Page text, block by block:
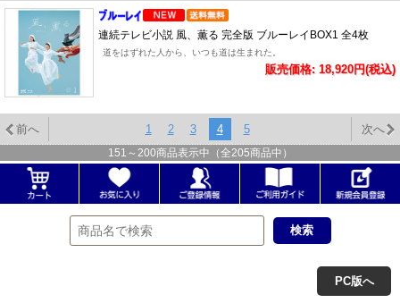
連続テレビ小説 風、薫る 完全版 ブルーレイBOX1 全4枚
道をはずれた人から、いつも道は生まれた。
販売価格: 18,920円(税込)
前へ 1 2 3 4 5 次へ
151 ～ 200商品表示中（全205商品中）
PC版へ